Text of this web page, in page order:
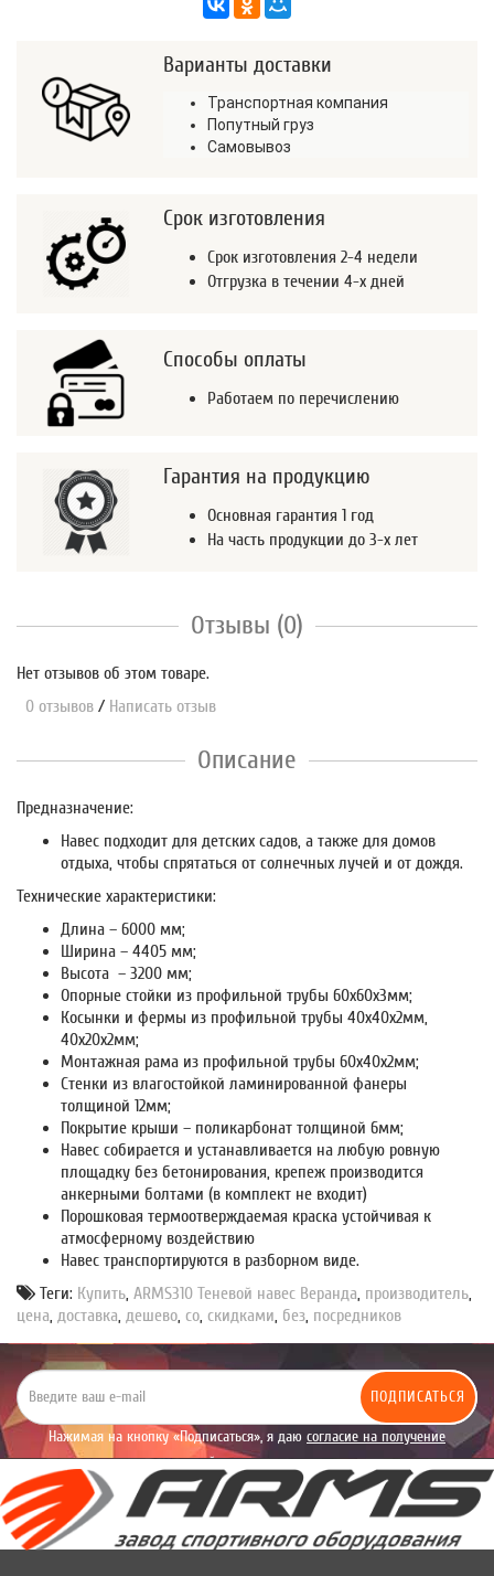
Варианты доставки
Транспортная компания
Попутный груз
Самовывоз
Срок изготовления
Срок изготовления 2-4 недели
Отгрузка в течении 4-х дней
Способы оплаты
Работаем по перечислению
Гарантия на продукцию
Основная гарантия 1 год
На часть продукции до 3-х лет
Отзывы (0)
Нет отзывов об этом товаре.
0 отзывов / Написать отзыв
Описание
Предназначение:
Навес подходит для детских садов, а также для домов
отдыха, чтобы спрятаться от солнечных лучей и от дождя.
Технические характеристики:
Длина – 6000 мм;
Ширина – 4405 мм;
Высота – 3200 мм;
Опорные стойки из профильной трубы 60х60х3мм;
Косынки и фермы из профильной трубы 40х40х2мм,
40х20х2мм;
Монтажная рама из профильной трубы 60х40х2мм;
Стенки из влагостойкой ламинированной фанеры
толщиной 12мм;
Покрытие крыши – поликарбонат толщиной 6мм;
Навес собирается и устанавливается на любую ровную
площадку без бетонирования, крепеж производится
анкерными болтами (в комплект не входит)
Порошковая термоотверждаемая краска устойчивая к
атмосферному воздействию
Навес транспортируются в разборном виде.
Теги: Купить, ARMS310 Теневой навес Веранда, производитель,
цена, доставка, дешево, со, скидками, без, посредников
ПОДПИСАТЬСЯ
Нажимая на кнопку «Подписаться», я даю согласие на получение
уведомлений рекламного характера.